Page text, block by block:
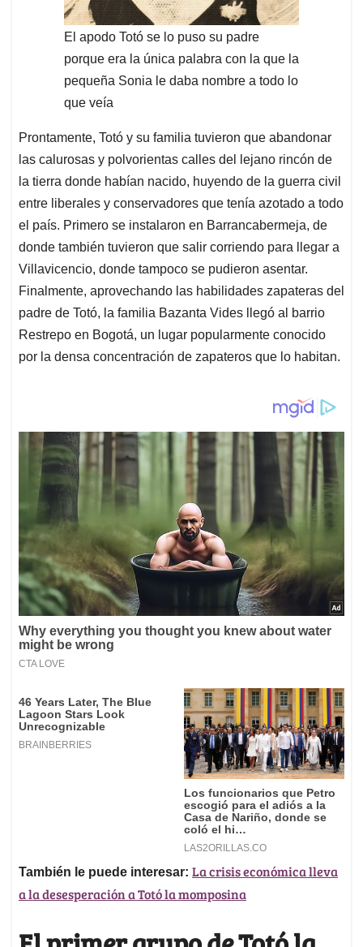
El apodo Totó se lo puso su padre
porque era la única palabra con la que la
pequeña Sonia le daba nombre a todo lo
que veía
Prontamente, Totó y su familia tuvieron que abandonar
las calurosas y polvorientas calles del lejano rincón de
la tierra donde habían nacido, huyendo de la guerra civil
entre liberales y conservadores que tenía azotado a todo
el país. Primero se instalaron en Barrancabermeja, de
donde también tuvieron que salir corriendo para llegar a
Villavicencio, donde tampoco se pudieron asentar.
Finalmente, aprovechando las habilidades zapateras del
padre de Totó, la familia Bazanta Vides llegó al barrio
Restrepo en Bogotá, un lugar popularmente conocido
por la densa concentración de zapateros que lo habitan.
También le puede interesar: La crisis económica lleva
a la desesperación a Totó la momposina